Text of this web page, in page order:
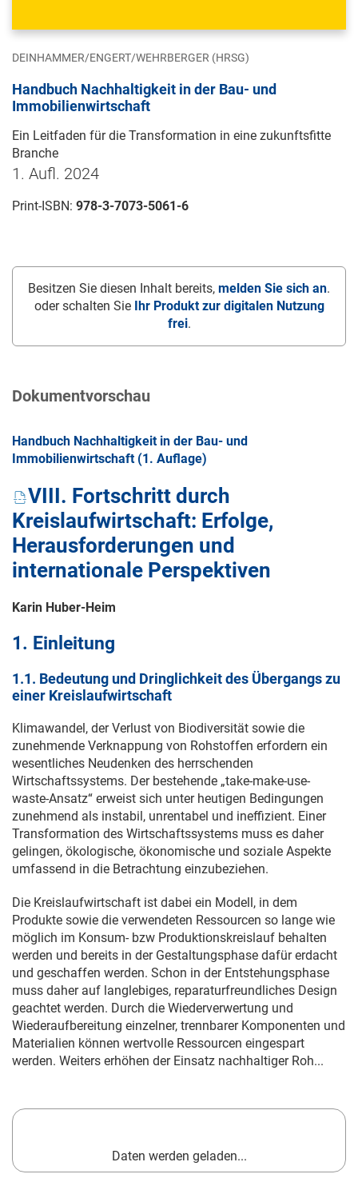
DEINHAMMER/ENGERT/WEHRBERGER (HRSG)
Handbuch Nachhaltigkeit in der Bau- und
Immobilienwirtschaft
Ein Leitfaden für die Transformation in eine zukunftsfitte
Branche
1. Aufl. 2024
Print-ISBN: 978-3-7073-5061-6
Besitzen Sie diesen Inhalt bereits, melden Sie sich an.
oder schalten Sie Ihr Produkt zur digitalen Nutzung
frei.
Dokumentvorschau
Handbuch Nachhaltigkeit in der Bau- und
Immobilienwirtschaft (1. Auflage)
VIII. Fortschritt durch
Kreislaufwirtschaft: Erfolge,
Herausforderungen und
internationale Perspektiven
Karin Huber-Heim
1. Einleitung
1.1. Bedeutung und Dringlichkeit des Übergangs zu
einer Kreislaufwirtschaft
Klimawandel, der Verlust von Biodiversität sowie die
zunehmende Verknappung von Rohstoffen erfordern ein
wesentliches Neudenken des herrschenden
Wirtschaftssystems. Der bestehende „take-make-use-
waste-Ansatz“ erweist sich unter heutigen Bedingungen
zunehmend als instabil, unrentabel und ineffizient. Einer
Transformation des Wirtschaftssystems muss es daher
gelingen, ökologische, ökonomische und soziale Aspekte
umfassend in die Betrachtung einzubeziehen.
Die Kreislaufwirtschaft ist dabei ein Modell, in dem
Produkte sowie die verwendeten Ressourcen so lange wie
möglich im Konsum- bzw Produktionskreislauf behalten
werden und bereits in der Gestaltungsphase dafür erdacht
und geschaffen werden. Schon in der Entstehungsphase
muss daher auf langlebiges, reparaturfreundliches Design
geachtet werden. Durch die Wiederverwertung und
Wiederaufbereitung einzelner, trennbarer Komponenten und
Materialien können wertvolle Ressourcen eingespart
werden. Weiters erhöhen der Einsatz nachhaltiger Roh...
Daten werden geladen...